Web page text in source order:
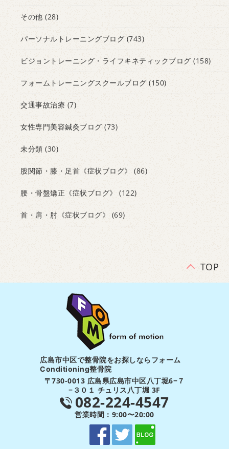
その他 (28)
パーソナルトレーニングブログ(743)
ビジョントレーニング・ライフキネティックブログ (158)
フォームトレーニングスクールブログ (150)
交通事故治療 (7)
女性専門美容鍼灸ブログ(73)
未分類 (30)
股関節・膝・足首《症状ブログ》 (86)
腰・骨盤矯正《症状ブログ》 (122)
首・肩・肘《症状ブログ》 (69)
TOP
広島市中区で整骨院をお探しならフォーム
Conditioning整骨院
〒730-0013 広島県広島市中区八丁堀6−７
−３０１ チュリス八丁堀 3F
082-224-4547
営業時間：9:00〜20:00